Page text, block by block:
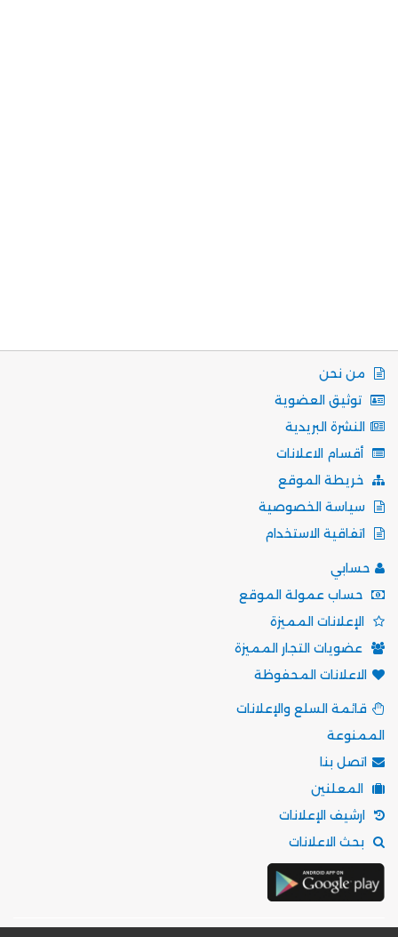
من نحن
توثيق العضوية
النشرة البريدية
أقسام الاعلانات
خريطة الموقع
سياسة الخصوصية
اتفاقية الاستخدام
حسابي
حساب عمولة الموقع
الإعلانات المميزة
عضويات التجار المميزة
الاعلانات المحفوظة
قائمة السلع والإعلانات
الممنوعة
اتصل بنا
المعلنين
ارشيف الإعلانات
بحث الاعلانات